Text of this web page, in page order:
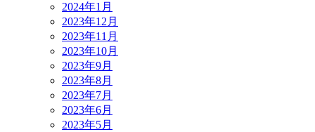
2024年1月
2023年12月
2023年11月
2023年10月
2023年9月
2023年8月
2023年7月
2023年6月
2023年5月